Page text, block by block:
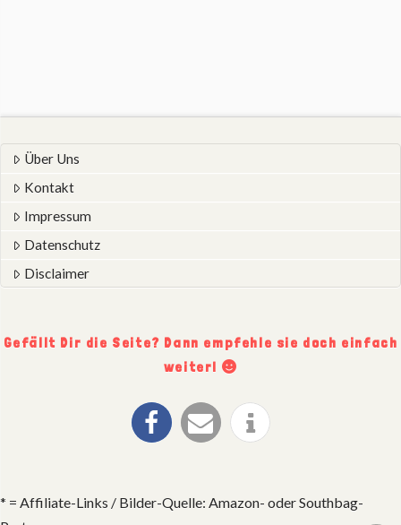
Über Uns
Kontakt
Impressum
Datenschutz
Disclaimer
Gefällt Dir die Seite? Dann empfehle sie doch einfach
weiter!
* = Affiliate-Links / Bilder-Quelle: Amazon- oder Southbag-